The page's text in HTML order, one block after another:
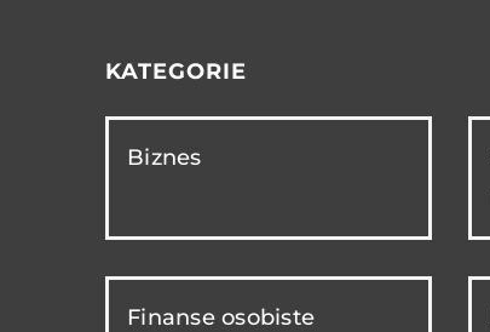
KATEGORIE
Biznes
Finanse osobiste